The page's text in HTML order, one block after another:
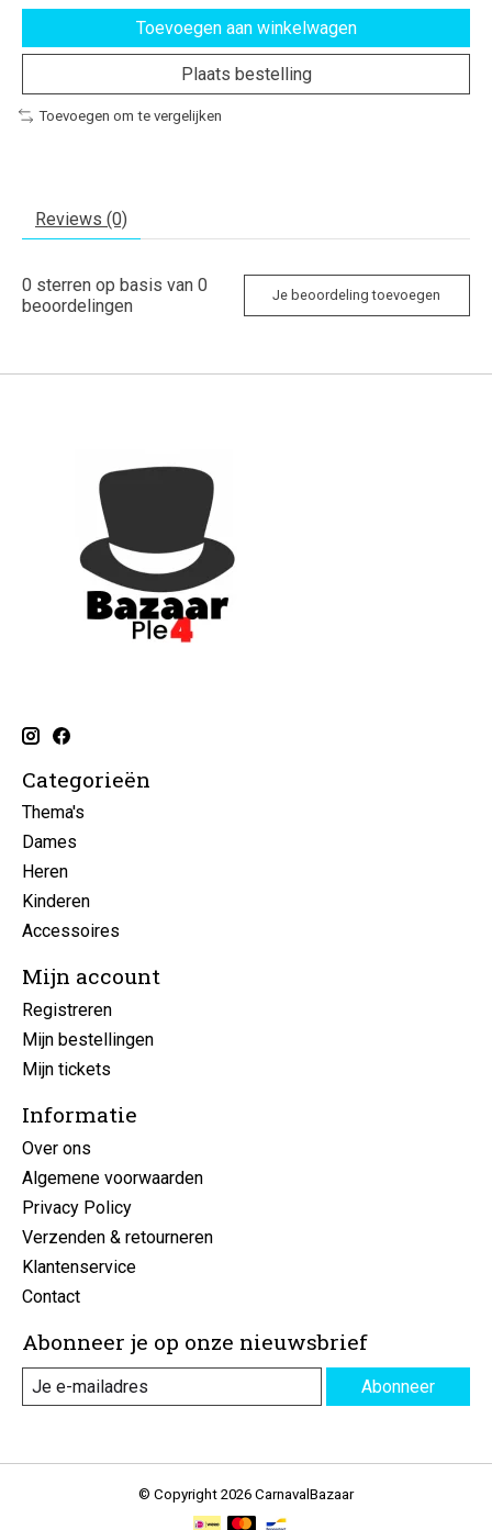
Toevoegen aan winkelwagen
Plaats bestelling
Toevoegen om te vergelijken
Reviews (0)
0 sterren op basis van 0
beoordelingen
Je beoordeling toevoegen
Categorieën
Thema's
Dames
Heren
Kinderen
Accessoires
Mijn account
Registreren
Mijn bestellingen
Mijn tickets
Informatie
Over ons
Algemene voorwaarden
Privacy Policy
Verzenden & retourneren
Klantenservice
Contact
Abonneer je op onze nieuwsbrief
Abonneer
© Copyright 2026 CarnavalBazaar